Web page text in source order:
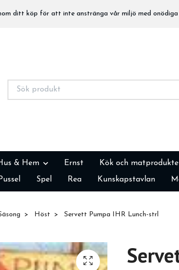
ditt köp för att inte anstränga vår miljö med
& Hem Ernst Kök och
Pussel Spel Rea Kunskapstavlan
Höst Servett Pumpa IHR Lunch-strl